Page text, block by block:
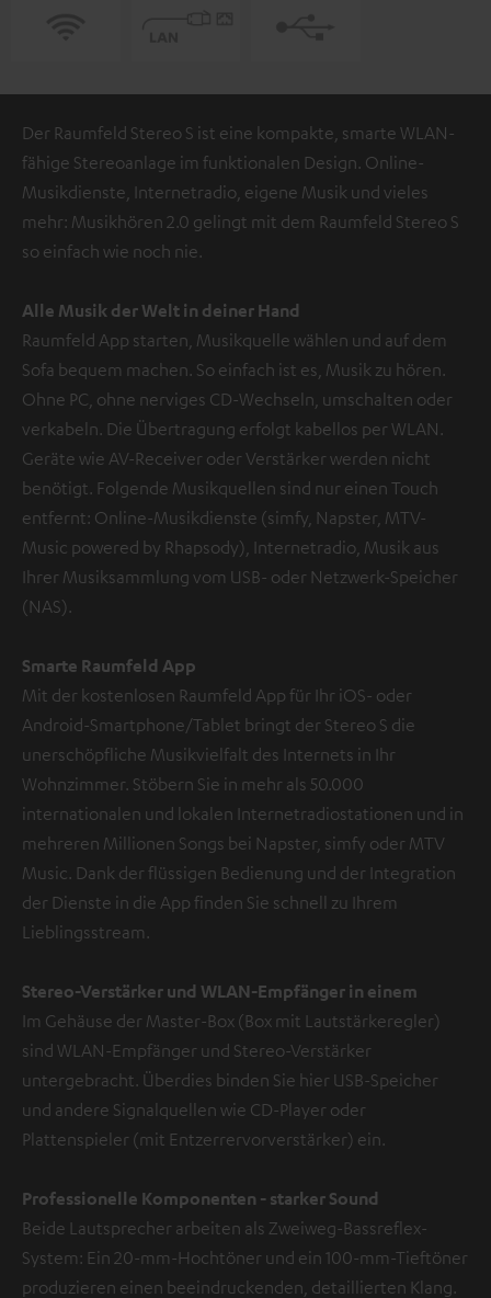
Der Raumfeld Stereo S ist eine kompakte, smarte WLAN-
fähige Stereoanlage im funktionalen Design. Online-
Musikdienste, Internetradio, eigene Musik und vieles
mehr: Musikhören 2.0 gelingt mit dem Raumfeld Stereo S
so einfach wie noch nie.
Alle Musik der Welt in deiner Hand
Raumfeld App starten, Musikquelle wählen und auf dem
Sofa bequem machen. So einfach ist es, Musik zu hören.
Ohne PC, ohne nerviges CD-Wechseln, umschalten oder
verkabeln. Die Übertragung erfolgt kabellos per WLAN.
Geräte wie AV-Receiver oder Verstärker werden nicht
benötigt. Folgende Musikquellen sind nur einen Touch
entfernt: Online-Musikdienste (simfy, Napster, MTV-
Music powered by Rhapsody), Internetradio, Musik aus
Ihrer Musiksammlung vom USB- oder Netzwerk-Speicher
(NAS).
Smarte Raumfeld App
Mit der kostenlosen Raumfeld App für Ihr iOS- oder
Android-Smartphone/Tablet bringt der Stereo S die
unerschöpfliche Musikvielfalt des Internets in Ihr
Wohnzimmer. Stöbern Sie in mehr als 50.000
internationalen und lokalen Internetradiostationen und in
mehreren Millionen Songs bei Napster, simfy oder MTV
Music. Dank der flüssigen Bedienung und der Integration
der Dienste in die App finden Sie schnell zu Ihrem
Lieblingsstream.
Stereo-Verstärker und WLAN-Empfänger in einem
Im Gehäuse der Master-Box (Box mit Lautstärkeregler)
sind WLAN-Empfänger und Stereo-Verstärker
untergebracht. Überdies binden Sie hier USB-Speicher
und andere Signalquellen wie CD-Player oder
Plattenspieler (mit Entzerrervorverstärker) ein.
Professionelle Komponenten - starker Sound
Beide Lautsprecher arbeiten als Zweiweg-Bassreflex-
System: Ein 20-mm-Hochtöner und ein 100-mm-Tieftöner
produzieren einen beeindruckenden, detaillierten Klang.